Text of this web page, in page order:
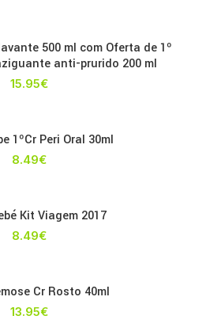
500 ml com Oferta de 1º
anti-prurido 200 ml
15.95€
1ºCr Peri Oral 30ml
8.49€
Kit Viagem 2017
8.49€
Cr Rosto 40ml
13.95€